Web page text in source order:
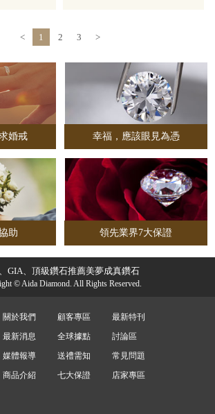
< 1 2 3 >
婚戒 幸福，應該眼見為憑
助 領先業界7大保證
GIA、頂級鑽石推薦美夢成真鑽石
© Aida Diamond. All Rights Reserved.
關於我們
最新消息
媒體報導
商品介紹
顧客專區
全球據點
送禮需知
七大保證
最新特刊
討論區
常見問題
店家專區